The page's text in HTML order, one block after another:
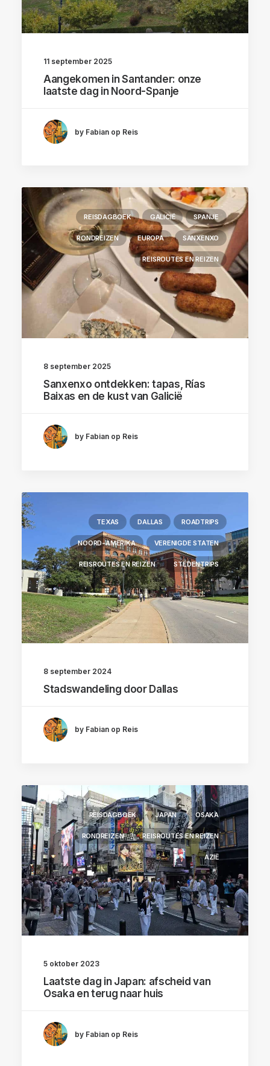
11 september 2025
Aangekomen in Santander: onze
laatste dag in Noord-Spanje
by Fabian op Reis
REISDAGBOEK GALICIË SPANJE
RONDREIZEN EUROPA SANXENXO
REISROUTES EN REIZEN
8 september 2025
Sanxenxo ontdekken: tapas, Rías
Baixas en de kust van Galicië
by Fabian op Reis
TEXAS DALLAS ROADTRIPS
NOORD-AMERIKA VERENIGDE STATEN
REISROUTES EN REIZEN STEDENTRIPS
8 september 2024
Stadswandeling door Dallas
by Fabian op Reis
REISDAGBOEK JAPAN OSAKA
RONDREIZEN REISROUTES EN REIZEN
AZIË
5 oktober 2023
Laatste dag in Japan: afscheid van
Osaka en terug naar huis
by Fabian op Reis